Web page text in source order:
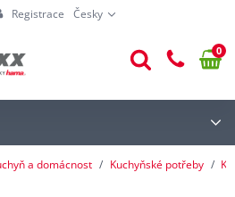
Registrace Česky
0
a domácnost Kuchyňské potřeby